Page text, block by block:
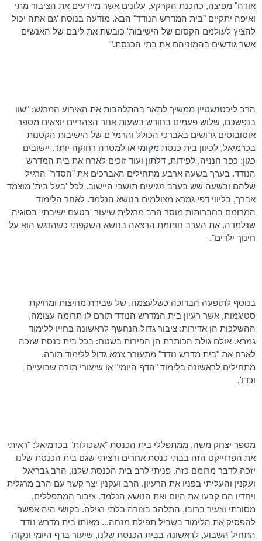
אורה" מפיצה, כהכנת הקרקע, עלונים אשר מיידעים את הציבור מתי
ואיפה יתקיים "בית המדרש הנודד" הבא. מודעה בנוסח 'גם אתה יכול
להציץ לעולמם הקסום של הישיבות' כובשת את ליבם של האנשים
אשר גודשים בהמוניהם את בתי הכנסת."
הרב ליכטנשטיין ממשיך לתאר בהתלהבות את האירוע המרגש: "שוו
בנפשכם, שלוש פעמים בחודש בשעות אחר הצהריים יוצאים מספר
אוטובוסים גדושים באברכי הכולל והרמי"ם של הישיבות הקטנות
בכרמיאל, לכיוון בית כנסת מקומי או למטרה רחוקה יותר. יישובים
כגון: כפר חנניה, לפידות, דלתון ועוד זוכים לארח את בית המדרש
הנודד. בערך בשעה ארבע מתחילים האברכים את "הסדר" הרגיל
שלהם ובשעה שש בערב מגיעים תושבי היישוב. לכל 'בעל בית' מוצמד
אברך, בליווי דפי גמרא מצולמים בנושא הנלמד. לאחר הלימוד
המרומם בחברותות מוסר הרב מרגלית שיעור 'בטעם ישיבתי' בסוגיה
שנלמדה. את הערב חותמת הרצאה בנושא השקפתי כשהדגש הוא על
חינוך ילדים".
בנוסף לתופעה הברוכה כשלעצמה, של שבירת מחיצות ומחיקת
סטיגמות, אשר רעיון בית המדרש הנודד תורם לו תרומה עצומה,
ההשלכות הן אדירות: ציבור גדול הנחשף לראשונה בחייו ללימוד
גמרא. אולם גולת הכותרת הן הפירות בשטח: בכל בית כנסת שזכה
לארח את "בית מדרש נודד" מתעורר צמא גדול ללימוד תורה.
מתחילים לראשונה בלימוד "הדף היומי" או שיעורי תורה שבועיים
וכדו'.
מספר יצחק משה, ממתפללי בית הכנסת "אשכולות" בכרמיאל: "ראיתי
את הפרוייקט הזה בבתי כנסת אחרים ורציתי שגם בית הכנסת שלנו
יזכה לדבר מרומם כזה. פניתי לרב בית הכנסת שלנו, הרב גבריאל
ועקנין והעליתי בפניו את הרעיון. הרב ועקנין יצר קשר עם הרב מרגלית
ויחדיו הם קבעו את היום ואת הנושא הנלמד. ציבור המתפללים,
מסורתי וצעיר ברובו, התלהב בצורה בלתי רגילה. בקושי היה אפשר
להפסיק את הלימוד בשביל תפילת מנחה... מאותו בית מדרש נודד
התחיל השבוע, לראשונה בבית הכנסת שלנו, שיעור בדף היומי ונקוה